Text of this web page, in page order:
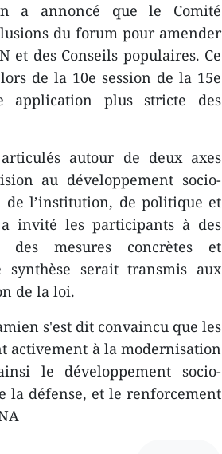
a annoncé que le Comité
du forum pour amender
et des Conseils populaires. Ce
de la 10e session de la 15e
plus stricte des
autour de deux axes
au développement socio-
l’institution, de politique et
invité les participants à des
des mesures concrètes et
serait transmis aux
de la loi.
s'est dit convaincu que les
activement à la modernisation
le développement socio-
la défense, et le renforcement